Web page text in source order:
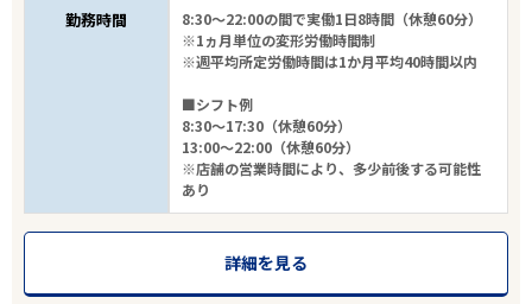
勤務時間
8:30～22:00の間で実働1日8時間（休憩60分）
※1ヵ月単位の変形労働時間制
※週平均所定労働時間は1か月平均40時間以内
■シフト例
8:30～17:30（休憩60分）
13:00～22:00（休憩60分）
※店舗の営業時間により、多少前後する可能性
あり
詳細を見る